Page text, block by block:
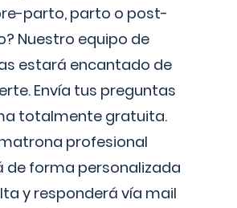
parto, parto o post-
Nuestro equipo de
estará encantado de
Envía tus preguntas
totalmente gratuita.
profesional
de forma personalizada
y responderá vía mail